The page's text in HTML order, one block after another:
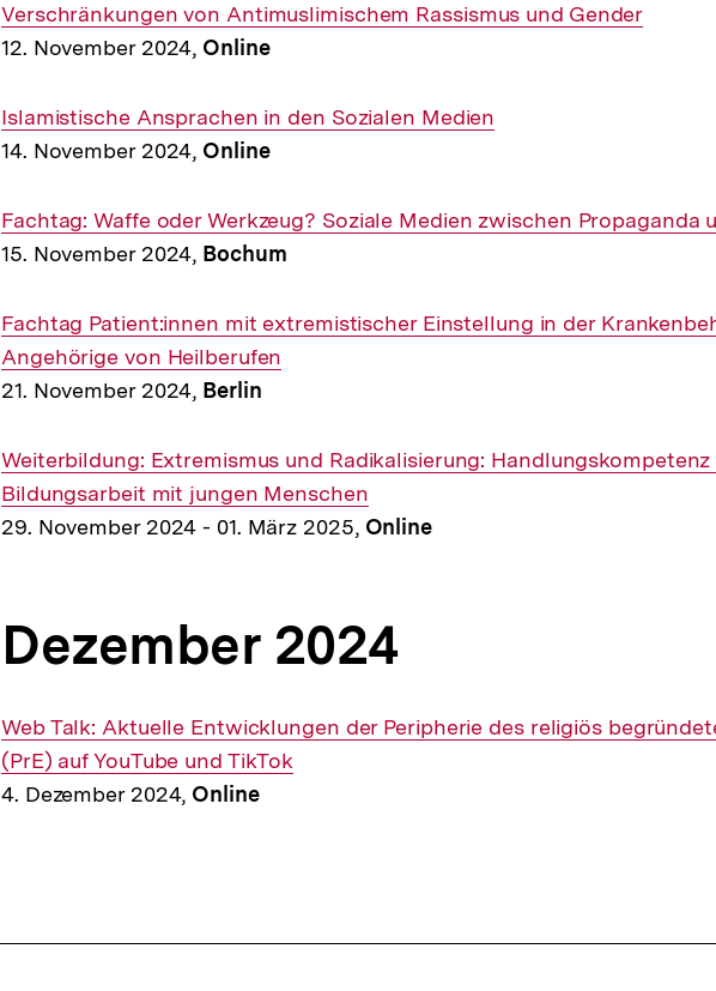
Interner
Link:
Verschränkungen von Antimuslimischem Rassismus und Gender
12. November 2024, Online
Interner
Link:
Islamistische Ansprachen in den Sozialen Medien
14. November 2024, Online
Interner
Link:
Fachtag: Waffe oder Werkzeug? Soziale Medien zwischen Propaganda
15. November 2024, Bochum
Interner
Link:
Fachtag Patient:innen mit extremistischer Einstellung in der
Angehörige von Heilberufen
21. November 2024, Berlin
Interner
Link:
Weiterbildung: Extremismus und Radikalisierung: Handlungskompetenz
Bildungsarbeit mit jungen Menschen
29. November 2024 - 01. März 2025, Online
Dezember 2024
Interner
Link:
Web Talk: Aktuelle Entwicklungen der Peripherie des religiös
(PrE) auf YouTube und TikTok
4. Dezember 2024, Online